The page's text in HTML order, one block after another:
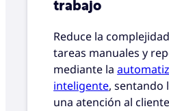
trabajo
Reduce la
tareas manuales y
mediante la
inteligente, sentando
una atención al